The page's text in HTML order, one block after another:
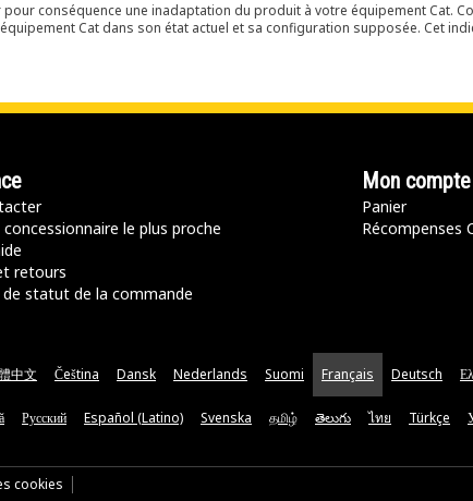
conséquence une inadaptation du produit à votre équipement Cat.
Cat dans son état actuel et sa configuration supposée. Cet
concessionnaire le plus proche
retours
de statut de la commande
Mon compte
Panier
Récompenses
中文 Čeština Dansk Nederlands Suomi Français Deutsch
Русский Español (Latino) Svenska தமிழ் తెలుగు ไทย Türkçe
cookies